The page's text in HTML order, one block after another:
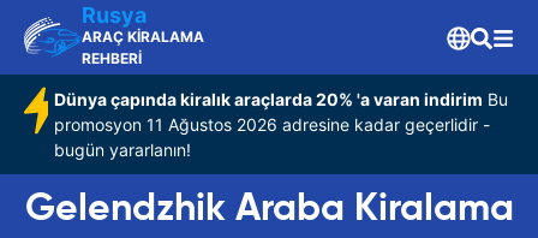
Rusya
ARAÇ KİRALAMA
REHBERİ
Dünya çapında kiralık araçlarda 20% 'a varan indirim Bu
promosyon 11 Ağustos 2026 adresine kadar geçerlidir -
bugün yararlanın!
Gelendzhik Araba Kiralama